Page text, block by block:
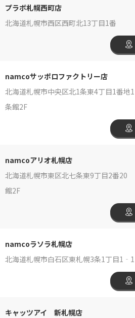
プラボ札幌西町店
北海道札幌市西区西町北13丁目1番
namcoサッポロファクトリー店
北海道札幌市中央区北1条東4丁目1番
条館2F
namcoアリオ札幌店
北海道札幌市東区北七条東9丁目2番20
館2F
namcoラソラ札幌店
北海道札幌市白石区東札幌3条1丁目
キャッツアイ 新札幌店